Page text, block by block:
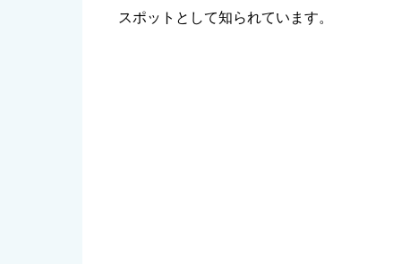
スポットとして知られています。